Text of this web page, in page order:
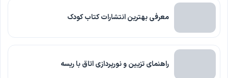
معرفی بهترین انتشارات کتاب کودک
راهنمای تزیین و نورپردازی اتاق با ریسه